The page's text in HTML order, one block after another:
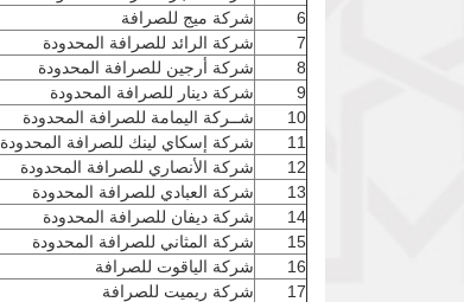
6
شركة ميج للصرافة
7
شركة الرائد للصرافة المحدودة
8
شركة أرجين للصرافة المحدودة
9
شركة دينار للصرافة المحدودة
10
شــركة اليمامة للصرافة المحدودة
11
شركة إسكاي لينك للصرافة المحدودة
12
شركة الأنصاري للصرافة المحدودة
13
شركة العبادي للصرافة المحدودة
14
شركة ديفان للصرافة المحدودة
15
شركة المثاني للصرافة المحدودة
16
شركة الياقوت للصرافة
17
شركة ريميت للصرافة